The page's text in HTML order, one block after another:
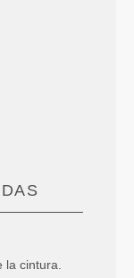
cintura.